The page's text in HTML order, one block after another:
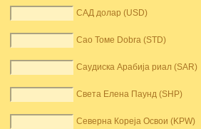
САД долар (USD)
Сао Томе Dobra (STD)
Саудиска Арабија риал (SAR)
Света Елена Паунд (SHP)
Северна Кореја Освои (KPW)